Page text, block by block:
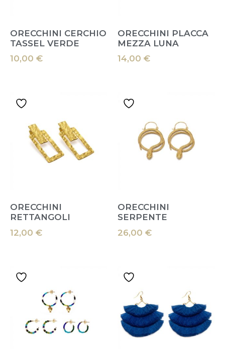
ORECCHINI CERCHIO
TASSEL VERDE
10,00 €
ORECCHINI PLACCA
MEZZA LUNA
14,00 €
ORECCHINI
RETTANGOLI
12,00 €
ORECCHINI
SERPENTE
26,00 €